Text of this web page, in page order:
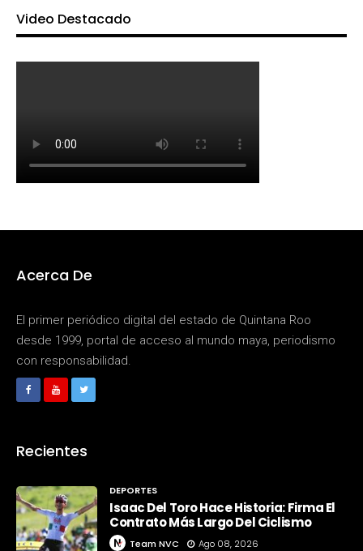
Video Destacado
Acerca De
El primer periódico digital del estado de Quintana Roo
desde 1999, portal de acceso al mundo maya, periodismo
con responsabilidad.
Recientes
DEPORTES
Isaac Del Toro Hace Historia: Firma El
Contrato Más Largo Del Ciclismo
Team NVC Ago 08, 2026